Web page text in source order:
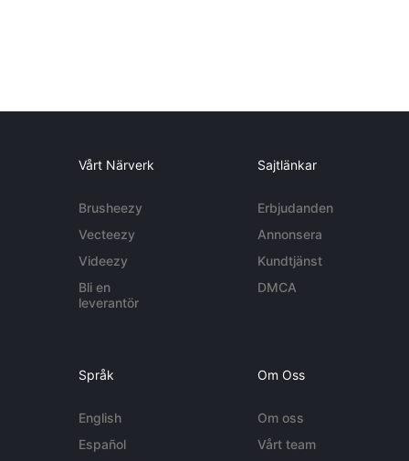
Vårt Närverk
Brusheezy
Vecteezy
Videezy
Bli en
leverantör
Sajtlänkar
Erbjudanden
Annonsera
Kundtjänst
DMCA
Språk
English
Español
Om Oss
Om oss
Vårt team